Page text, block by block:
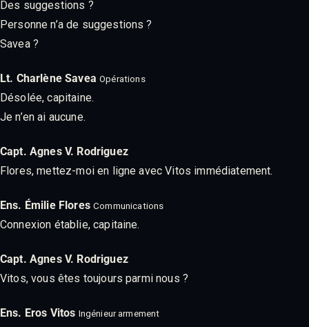
Des suggestions ?
Personne n’a de suggestions ?
Savea ?
Lt. Charlène Savea Opérations
Désolée, capitaine.
Je n’en ai aucune.
Capt. Agnes V. Rodriguez
Flores, mettez-moi en ligne avec Vitos immédiatement.
Ens. Émilie Flores Communications
Connexion établie, capitaine.
Capt. Agnes V. Rodriguez
Vitos, vous êtes toujours parmi nous ?
Ens. Eros Vitos Ingénieur armement